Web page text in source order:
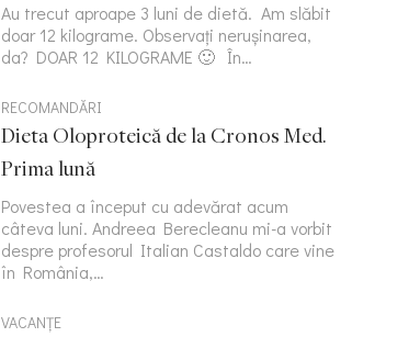
Au trecut aproape 3 luni de dietă. Am slăbit
doar 12 kilograme. Observați nerușinarea,
da? DOAR 12 KILOGRAME 🙂 În…
RECOMANDĂRI
Dieta Oloproteică de la Cronos Med.
Prima lună
Povestea a început cu adevărat acum
câteva luni. Andreea Berecleanu mi-a vorbit
despre profesorul Italian Castaldo care vine
în România,…
VACANȚE